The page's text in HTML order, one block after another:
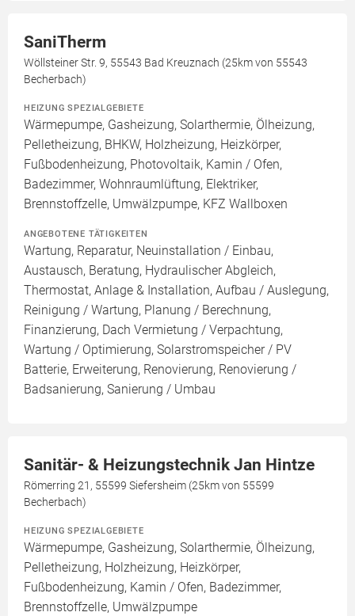
SaniTherm
Wöllsteiner Str. 9, 55543 Bad Kreuznach (25km von 55543
Becherbach)
HEIZUNG SPEZIALGEBIETE
Wärmepumpe, Gasheizung, Solarthermie, Ölheizung,
Pelletheizung, BHKW, Holzheizung, Heizkörper,
Fußbodenheizung, Photovoltaik, Kamin / Ofen,
Badezimmer, Wohnraumlüftung, Elektriker,
Brennstoffzelle, Umwälzpumpe, KFZ Wallboxen
ANGEBOTENE TÄTIGKEITEN
Wartung, Reparatur, Neuinstallation / Einbau,
Austausch, Beratung, Hydraulischer Abgleich,
Thermostat, Anlage & Installation, Aufbau / Auslegung,
Reinigung / Wartung, Planung / Berechnung,
Finanzierung, Dach Vermietung / Verpachtung,
Wartung / Optimierung, Solarstromspeicher / PV
Batterie, Erweiterung, Renovierung, Renovierung /
Badsanierung, Sanierung / Umbau
Sanitär- & Heizungstechnik Jan Hintze
Römerring 21, 55599 Siefersheim (25km von 55599
Becherbach)
HEIZUNG SPEZIALGEBIETE
Wärmepumpe, Gasheizung, Solarthermie, Ölheizung,
Pelletheizung, Holzheizung, Heizkörper,
Fußbodenheizung, Kamin / Ofen, Badezimmer,
Brennstoffzelle, Umwälzpumpe